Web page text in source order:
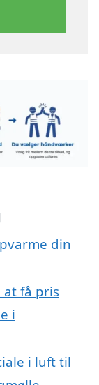
din
få pris
i
i luft til